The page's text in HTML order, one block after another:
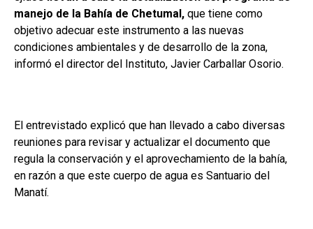
manejo de la Bahía de Chetumal, que tiene como
objetivo adecuar este instrumento a las nuevas
condiciones ambientales y de desarrollo de la zona,
informó el director del Instituto, Javier Carballar Osorio.
El entrevistado explicó que han llevado a cabo diversas
reuniones para revisar y actualizar el documento que
regula la conservación y el aprovechamiento de la bahía,
en razón a que este cuerpo de agua es Santuario del
Manatí.